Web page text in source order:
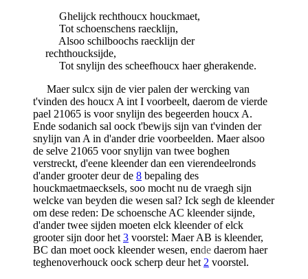
Ghelijck rechthoucx houckmaet,
Tot schoenschens raecklijn,
Alsoo schilboochs raecklijn der
rechthoucksijde,
Tot snylijn des scheefhoucx haer gherakende.
Maer sulcx sijn de vier palen der wercking van
t'vinden des houcx A int I voorbeelt, daerom de vierde
pael 21065 is voor snylijn des begeerden houcx A.
Ende sodanich sal oock t'bewijs sijn van t'vinden der
snylijn van A in d'ander drie voorbeelden. Maer alsoo
de selve 21065 voor snylijn van twee boghen
verstreckt, d'eene kleender dan een vierendeelronds
d'ander grooter deur de 8 bepaling des
houckmaetmaecksels, soo mocht nu de vraegh sijn
welcke van beyden die wesen sal? Ick segh de kleender
om dese reden: De schoensche AC kleender sijnde,
d'ander twee sijden moeten elck kleender of elck
grooter sijn door het 3 voorstel: Maer AB is kleender,
BC dan moet oock kleender wesen, ende daerom haer
teghenoverhouck oock scherp deur het 2 voorstel.